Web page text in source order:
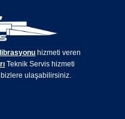
hizmeti veren
Teknik Servis hizmeti
ulaşabilirsiniz.